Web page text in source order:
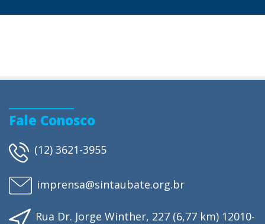
Fale Conosco
(12) 3621-3955
imprensa@sintaubate.org.br
Rua Dr. Jorge Winther, 227 (6,77 km) 12010-